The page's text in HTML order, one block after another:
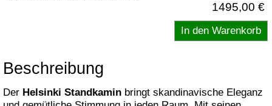
1495,00 €
Beschreibung
Der Helsinki Standkamin bringt skandinavische Eleganz